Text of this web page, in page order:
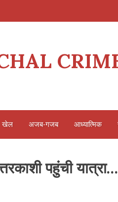
खेल अजब-गजब आध्यात्मिक
पहुंची यात्रा…